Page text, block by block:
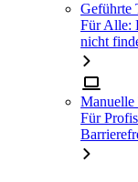
Geführte
Für Alle:
nicht
Manuelle
Für